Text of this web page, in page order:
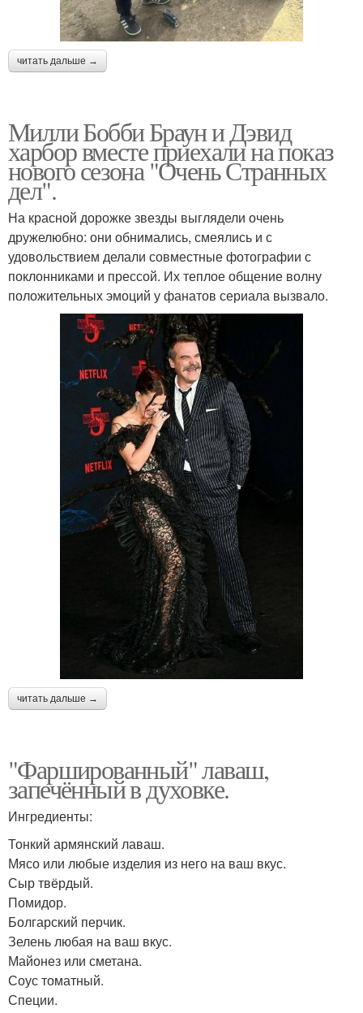
читать дальше →
Милли Бобби Браун и Дэвид
харбор вместе приехали на показ
нового сезона "Очень Странных
дел".
На красной дорожке звезды выглядели очень
дружелюбно: они обнимались, смеялись и с
удовольствием делали совместные фотографии с
поклонниками и прессой. Их теплое общение волну
положительных эмоций у фанатов сериала вызвало.
читать дальше →
"Фаршированный" лаваш,
запечённый в духовке.
Ингредиенты:
Тонкий армянский лаваш.
Мясо или любые изделия из него на ваш вкус.
Сыр твёрдый.
Помидор.
Болгарский перчик.
Зелень любая на ваш вкус.
Майонез или сметана.
Соус томатный.
Специи.